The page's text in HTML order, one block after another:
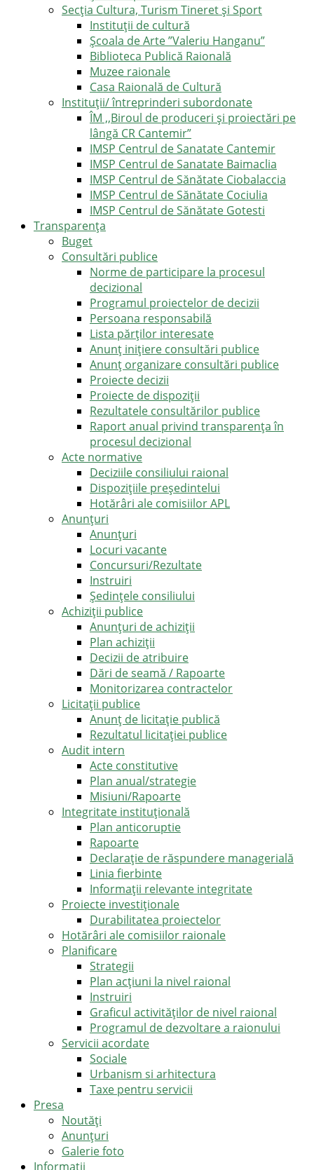
Secția Cultura, Turism Tineret și Sport
Instituții de cultură
Școala de Arte ”Valeriu Hanganu”
Biblioteca Publică Raională
Muzee raionale
Casa Raională de Cultură
Instituții/ întreprinderi subordonate
ÎM ,,Biroul de produceri și proiectări pe
lângă CR Cantemir”
IMSP Centrul de Sanatate Cantemir
IMSP Centrul de Sanatate Baimaclia
IMSP Centrul de Sănătate Ciobalaccia
IMSP Centrul de Sănătate Cociulia
IMSP Centrul de Sănătate Gotesti
Transparența
Buget
Consultări publice
Norme de participare la procesul
decizional
Programul proiectelor de decizii
Persoana responsabilă
Lista părților interesate
Anunț inițiere consultări publice
Anunț organizare consultări publice
Proiecte decizii
Proiecte de dispoziții
Rezultatele consultărilor publice
Raport anual privind transparenţa în
procesul decizional
Acte normative
Deciziile consiliului raional
Dispozițiile președintelui
Hotărâri ale comisiilor APL
Anunţuri
Anunţuri
Locuri vacante
Concursuri/Rezultate
Instruiri
Şedinţele consiliului
Achiziții publice
Anunțuri de achiziții
Plan achiziții
Decizii de atribuire
Dări de seamă / Rapoarte
Monitorizarea contractelor
Licitații publice
Anunț de licitație publică
Rezultatul licitației publice
Audit intern
Acte constitutive
Plan anual/strategie
Misiuni/Rapoarte
Integritate instituțională
Plan anticoruptie
Rapoarte
Declarație de răspundere managerială
Linia fierbinte
Informații relevante integritate
Proiecte investiționale
Durabilitatea proiectelor
Hotărâri ale comisiilor raionale
Planificare
Strategii
Plan acțiuni la nivel raional
Instruiri
Graficul activităților de nivel raional
Programul de dezvoltare a raionului
Servicii acordate
Sociale
Urbanism si arhitectura
Taxe pentru servicii
Presa
Noutăţi
Anunţuri
Galerie foto
Informații